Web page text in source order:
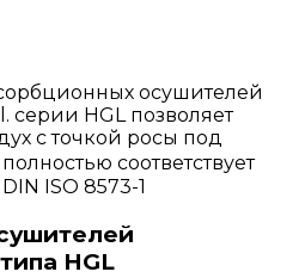
осушителей
серии HGL позволяет
с точкой росы под
соответствует
ISO 8573-1
HGL